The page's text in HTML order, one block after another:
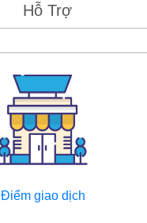
Hỗ Trợ
Điểm giao dịch